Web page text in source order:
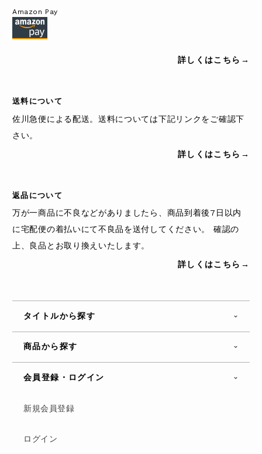
Amazon Pay
詳しくはこちら→
送料について
佐川急便による配送。送料については下記リンクをご確認下
さい。
詳しくはこちら→
返品について
万が一商品に不良などがありましたら、商品到着後7日以内
に宅配便の着払いにて不良品を送付してください。 確認の
上、良品とお取り換えいたします。
詳しくはこちら→
タイトルから探す
商品から探す
会員登録・ログイン
新規会員登録
ログイン